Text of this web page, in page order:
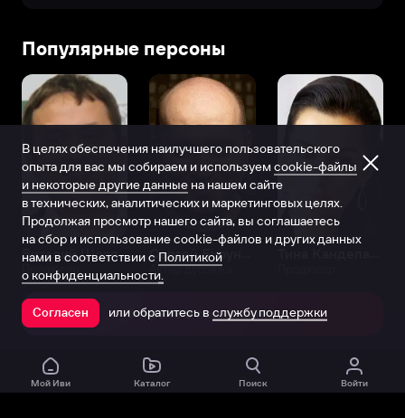
Популярные персоны
Виталий Шляппо
Продюсер Актёр дубляжа
Открыть в приложении
Мой Иви Каталог Поиск Войти
В целях обеспечения наилучшего пользовательского
опыта для вас мы собираем и используем cookie-файлы
и некоторые другие данные на нашем сайте
в технических, аналитических и маркетинговых целях.
Продолжая просмотр нашего сайта, вы соглашаетесь
на сбор и использование cookie-файлов и других данных
нами в соответствии с Политикой
о конфиденциальности.
Согласен или обратитесь в службу поддержки